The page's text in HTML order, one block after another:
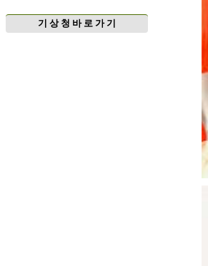
기 상 청 바 로 가 기